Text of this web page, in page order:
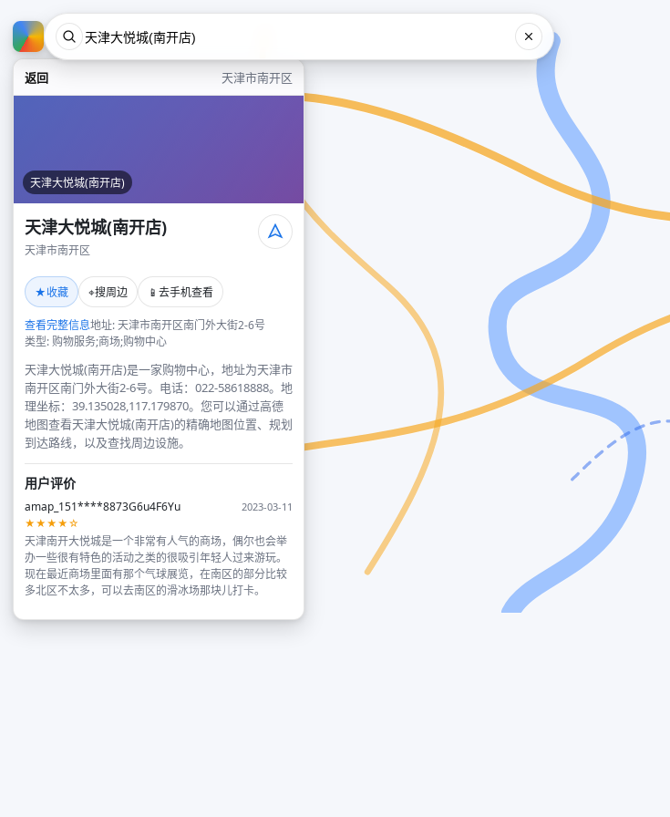
返回 天津市南开区
天津大悦城(南开店)
天津大悦城(南开店)
天津市南开区
★收藏 ⌖搜周边 📱 去手机查看
查看完整信息地址: 天津市南开区南门外大街2-6号
类型: 购物服务;商场;购物中心
天津大悦城(南开店)是一家购物中心，地址为天津市
南开区南门外大街2-6号。电话：022-58618888。地
理坐标：39.135028,117.179870。您可以通过高德
地图查看天津大悦城(南开店)的精确地图位置、规划
到达路线，以及查找周边设施。
用户评价
amap_151****8873G6u4F6Yu
2023-03-11
★★★★☆
天津南开大悦城是一个非常有人气的商场，偶尔也会举
办一些很有特色的活动之类的很吸引年轻人过来游玩。
现在最近商场里面有那个气球展览，在南区的部分比较
多北区不太多，可以去南区的滑冰场那块儿打卡。